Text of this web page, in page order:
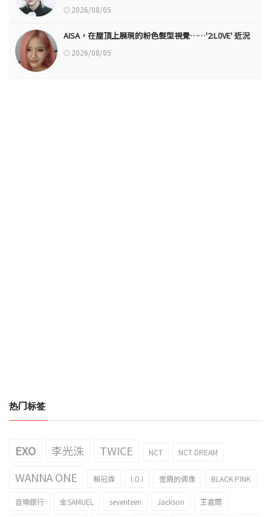
2026/08/05
AISA，在屋頂上展現的粉色髮型視覺……'2:L0VE' 近況
2026/08/05
热门标签
EXO 李光洙 TWICE NCT NCT DREAM
WANNA ONE 賴冠霖 I.O.I 壹周的偶像 BLACK PINK
音樂銀行 金SAMUEL seventeen Jackson 王嘉爾